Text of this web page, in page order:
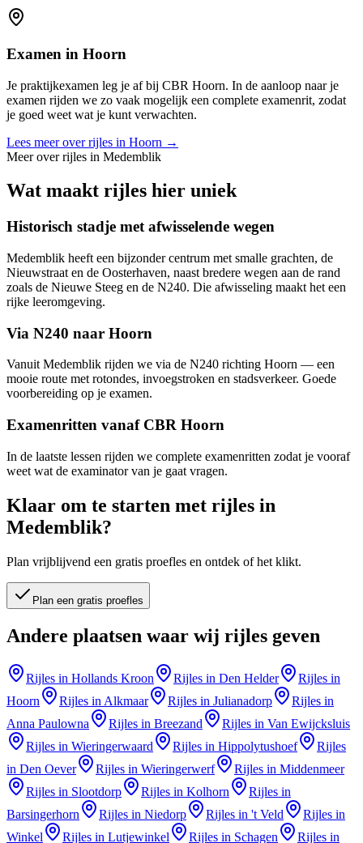
Examen in Hoorn
Je praktijkexamen leg je af bij CBR Hoorn. In de aanloop naar je
examen rijden we zo vaak mogelijk een complete examenrit, zodat
je goed weet wat je kunt verwachten.
Lees meer over rijles in Hoorn →
Meer over rijles in Medemblik
Wat maakt rijles hier uniek
Historisch stadje met afwisselende wegen
Medemblik heeft een bijzonder centrum met smalle grachten, de
Nieuwstraat en de Oosterhaven, naast bredere wegen aan de rand
zoals de Nieuwe Steeg en de N240. Die afwisseling maakt het een
rijke leeromgeving.
Via N240 naar Hoorn
Vanuit Medemblik rijden we via de N240 richting Hoorn — een
mooie route met rotondes, invoegstroken en stadsverkeer. Goede
voorbereiding op je examen.
Examenritten vanaf CBR Hoorn
In de laatste lessen rijden we complete examenritten zodat je vooraf
weet wat de examinator van je gaat vragen.
Klaar om te starten met rijles in
Medemblik?
Plan vrijblijvend een gratis proefles en ontdek of het klikt.
Plan een gratis proefles
Andere plaatsen waar wij rijles geven
Rijles in Hollands Kroon Rijles in Den Helder
Rijles in
Hoorn
Rijles in Alkmaar Rijles in Julianadorp
Rijles in
Anna Paulowna
Rijles in Breezand Rijles in Van Ewijcksluis
Rijles in Wieringerwaard Rijles in Hippolytushoef
Rijles
in Den Oever Rijles in Wieringerwerf Rijles in Middenmeer
Rijles in Slootdorp Rijles in Kolhorn
Rijles in
Barsingerhorn
Rijles in Niedorp Rijles in 't Veld
Rijles in
Winkel
Rijles in Lutjewinkel Rijles in Schagen Rijles in